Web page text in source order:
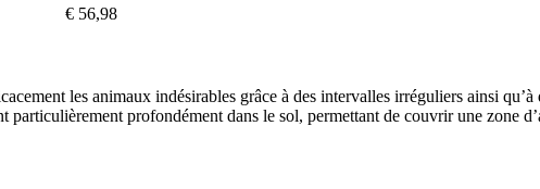
€ 56,98
les animaux indésirables grâce à des intervalles irréguliers ainsi
particulièrement profondément dans le sol, permettant de couvrir une zone